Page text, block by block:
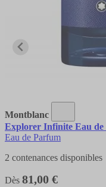
Montblanc
Explorer Infinite Eau de
Eau de Parfum
2 contenances disponibles
Dès 81,00 €